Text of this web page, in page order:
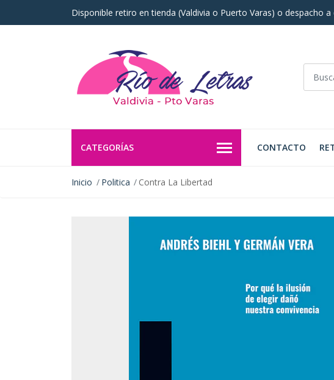
Disponible retiro en tienda (Valdivia o Puerto Varas) o despacho a
CATEGORÍAS CONTACTO
Inicio Politica Contra La Libertad